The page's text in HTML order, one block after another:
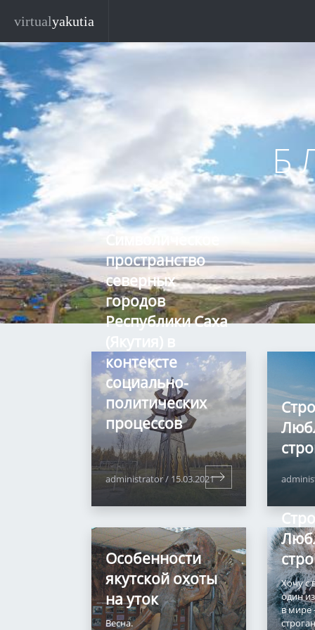
virtualyakutia
пространство
северных
городов
Республики Саха
контексте
социально-
политических
процессов
administrator/ 15.03.2021
Особенности
якутской охоты
на уток
Весна.
Хочу с
один
в мире